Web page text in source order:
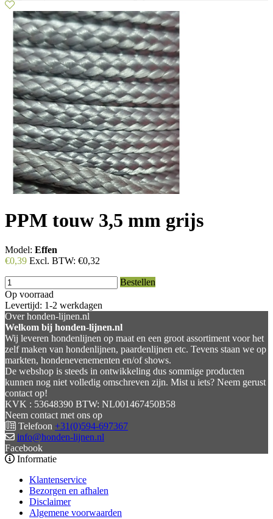
PPM touw 3,5 mm grijs
Model: Effen
€0,39 Excl. BTW: €0,32
Bestellen
Op voorraad
Levertijd: 1-2 werkdagen
Over honden-lijnen.nl
Welkom bij honden-lijnen.nl
Wij leveren hondenlijnen op maat en een groot assortiment voor het
zelf maken van hondenlijnen, paardenlijnen etc. Tevens staan we op
markten, hondenevenementen en/of shows.
De webshop is steeds in ontwikkeling dus sommige producten
kunnen nog niet volledig omschreven zijn. Mist u iets? Neem gerust
contact op!
KVK : 53648390 BTW: NL001467450B58
Neem contact met ons op
Telefoon +31(0)594-697367
info@honden-lijnen.nl
Facebook
Informatie
Klantenservice
Bezorgen en afhalen
Disclaimer
Algemene voorwaarden